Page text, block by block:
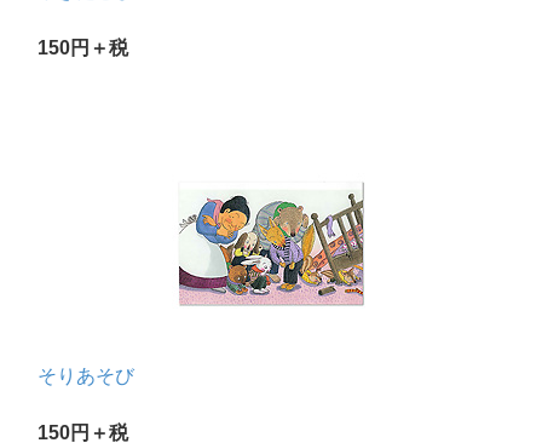
150円＋税
そりあそび
150円＋税